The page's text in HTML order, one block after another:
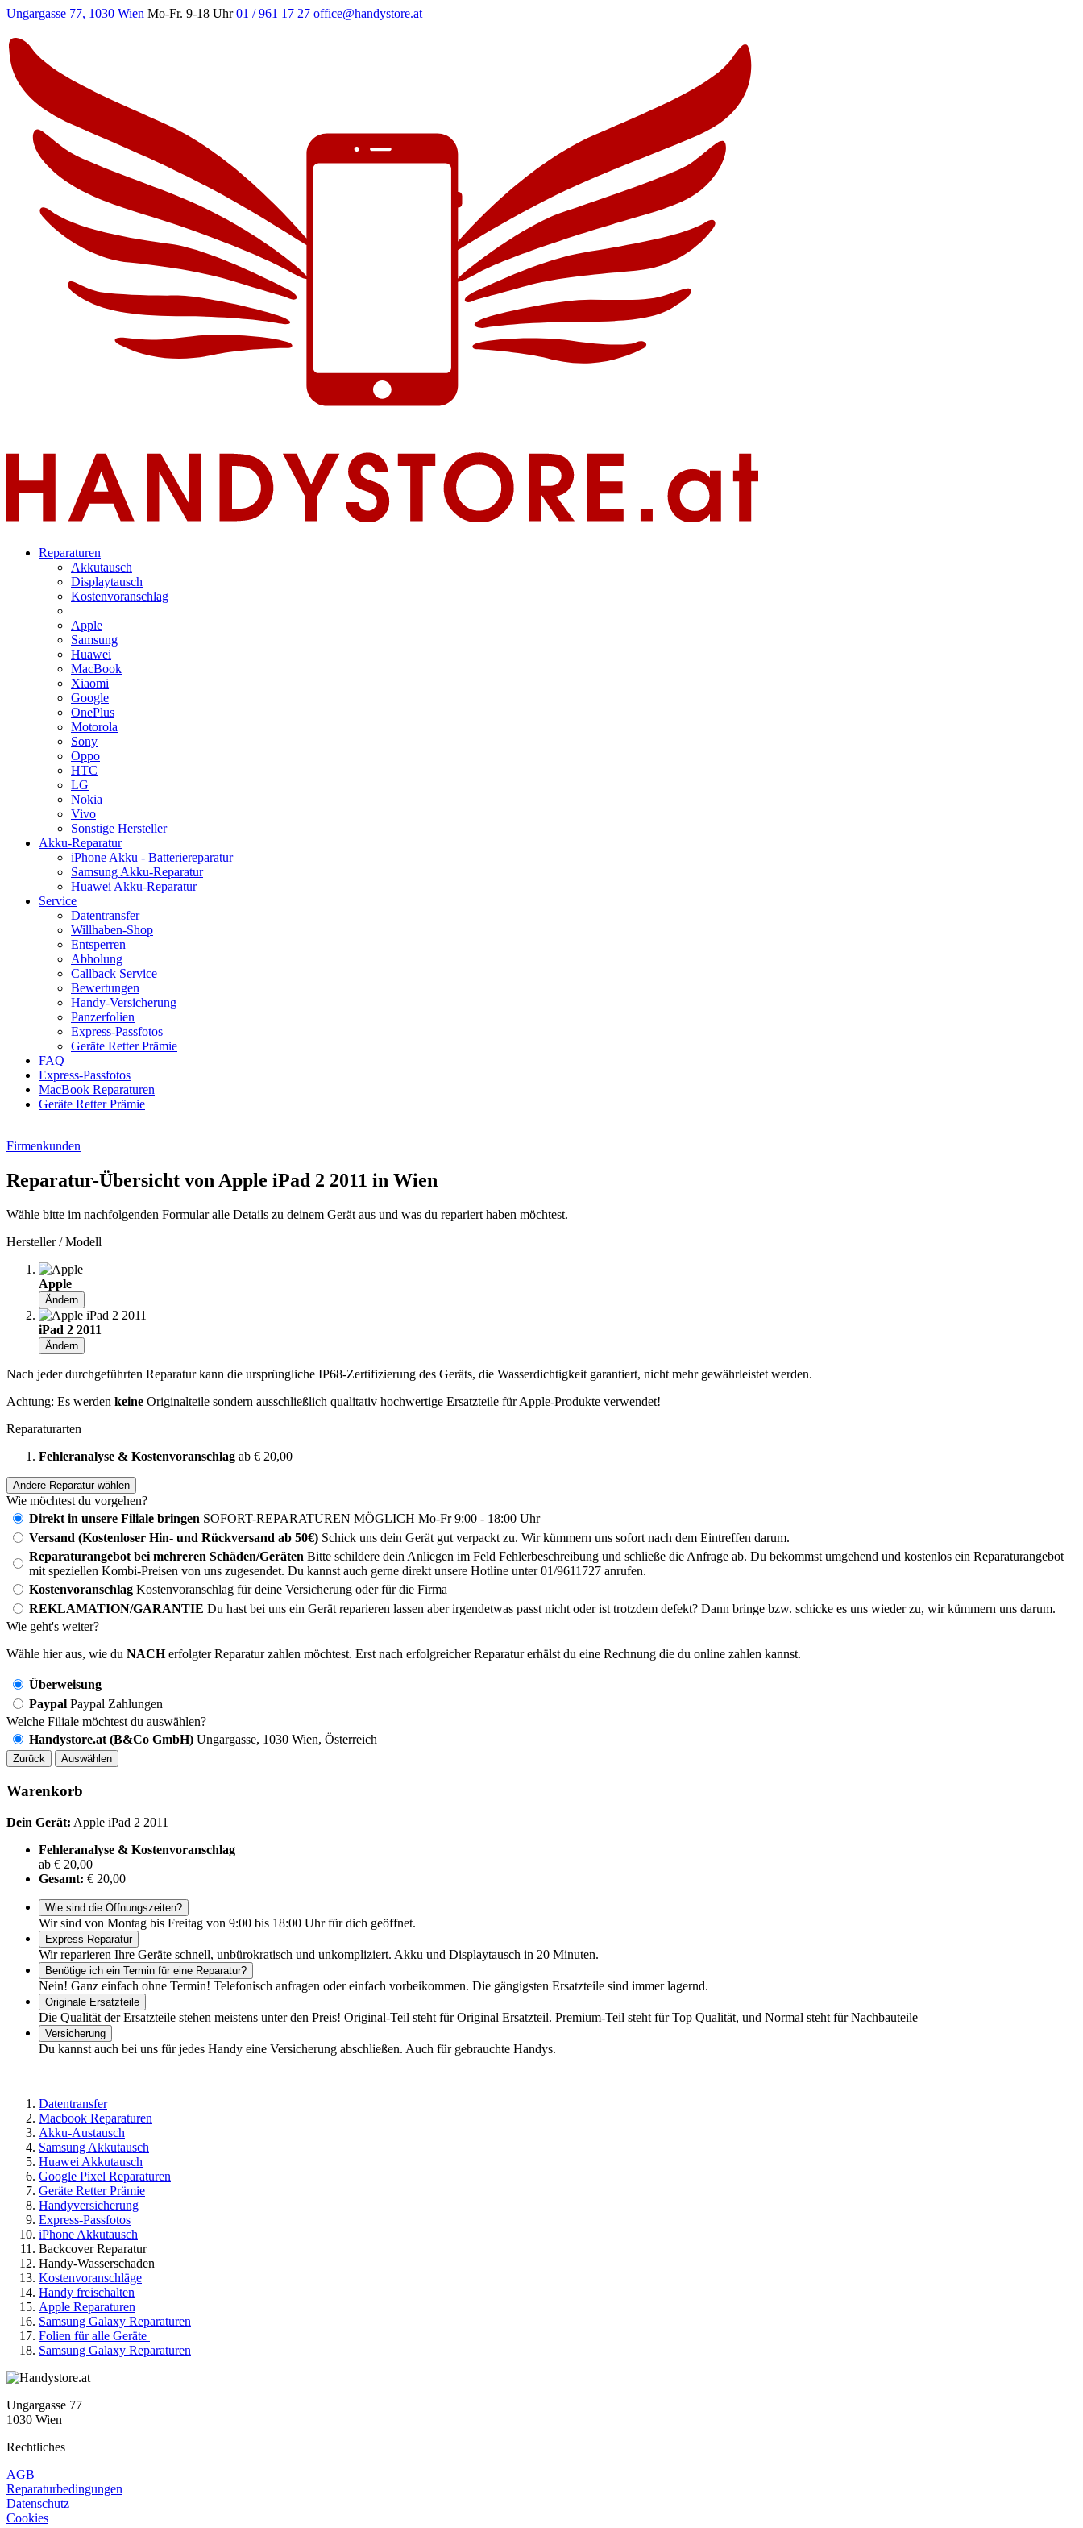
Ungargasse 77, 1030 Wien Mo-Fr. 9-18 Uhr 01 / 961 17 27 office@handystore.at
Reparaturen
Akkutausch
Displaytausch
Kostenvoranschlag
Apple
Samsung
Huawei
MacBook
Xiaomi
Google
OnePlus
Motorola
Sony
Oppo
HTC
LG
Nokia
Vivo
Sonstige Hersteller
Akku-Reparatur
iPhone Akku - Batteriereparatur
Samsung Akku-Reparatur
Huawei Akku-Reparatur
Service
Datentransfer
Willhaben-Shop
Entsperren
Abholung
Callback Service
Bewertungen
Handy-Versicherung
Panzerfolien
Express-Passfotos
Geräte Retter Prämie
FAQ
Express-Passfotos
MacBook Reparaturen
Geräte Retter Prämie
Firmenkunden
Reparatur-Übersicht von Apple iPad 2 2011 in Wien
Wähle bitte im nachfolgenden Formular alle Details zu deinem Gerät aus und was du repariert haben möchtest.
Hersteller / Modell
Apple
Ändern
iPad 2 2011
Ändern
Nach jeder durchgeführten Reparatur kann die ursprüngliche IP68-Zertifizierung des Geräts, die Wasserdichtigkeit garantiert, nicht mehr gewährleistet werden.
Achtung: Es werden keine Originalteile sondern ausschließlich qualitativ hochwertige Ersatzteile für Apple-Produkte verwendet!
Reparaturarten
Fehleranalyse & Kostenvoranschlag ab € 20,00
Andere Reparatur wählen
Wie möchtest du vorgehen?
Direkt in unsere Filiale bringen SOFORT-REPARATUREN MÖGLICH Mo-Fr 9:00 - 18:00 Uhr
Versand (Kostenloser Hin- und Rückversand ab 50€) Schick uns dein Gerät gut verpackt zu. Wir kümmern uns sofort nach dem Eintreffen darum.
Reparaturangebot bei mehreren Schäden/Geräten Bitte schildere dein Anliegen im Feld Fehlerbeschreibung und schließe die Anfrage ab. Du bekommst umgehend und kostenlos ein Reparaturangebot
mit speziellen Kombi-Preisen von uns zugesendet. Du kannst auch gerne direkt unsere Hotline unter 01/9611727 anrufen.
Kostenvoranschlag Kostenvoranschlag für deine Versicherung oder für die Firma
REKLAMATION/GARANTIE Du hast bei uns ein Gerät reparieren lassen aber irgendetwas passt nicht oder ist trotzdem defekt? Dann bringe bzw. schicke es uns wieder zu, wir kümmern uns darum.
Wie geht's weiter?
Wähle hier aus, wie du NACHerfolgter Reparatur zahlen möchtest. Erst nach erfolgreicher Reparatur erhälst du eine Rechnung die du online zahlen kannst.
Überweisung
Paypal Paypal Zahlungen
Welche Filiale möchtest du auswählen?
Handystore.at (B&Co GmbH) Ungargasse, 1030 Wien, Österreich
Zurück Auswählen
Warenkorb
Dein Gerät: Apple iPad 2 2011
Fehleranalyse & Kostenvoranschlag
ab € 20,00
Gesamt: € 20,00
Wie sind die Öffnungszeiten?
Wir sind von Montag bis Freitag von 9:00 bis 18:00 Uhr für dich geöffnet.
Express-Reparatur
Wir reparieren Ihre Geräte schnell, unbürokratisch und unkompliziert. Akku und Displaytausch in 20 Minuten.
Benötige ich ein Termin für eine Reparatur?
Nein! Ganz einfach ohne Termin! Telefonisch anfragen oder einfach vorbeikommen. Die gängigsten Ersatzteile sind immer lagernd.
Originale Ersatzteile
Die Qualität der Ersatzteile stehen meistens unter den Preis! Original-Teil steht für Original Ersatzteil. Premium-Teil steht für Top Qualität, und Normal steht für Nachbauteile
Versicherung
Du kannst auch bei uns für jedes Handy eine Versicherung abschließen. Auch für gebrauchte Handys.
Datentransfer
Macbook Reparaturen
Akku-Austausch
Samsung Akkutausch
Huawei Akkutausch
Google Pixel Reparaturen
Geräte Retter Prämie
Handyversicherung
Express-Passfotos
iPhone Akkutausch
Backcover Reparatur
Handy-Wasserschaden
Kostenvoranschläge
Handy freischalten
Apple Reparaturen
Samsung Galaxy Reparaturen
Folien für alle Geräte
Samsung Galaxy Reparaturen
Ungargasse 77
1030 Wien
Rechtliches
AGB
Reparaturbedingungen
Datenschutz
Cookies